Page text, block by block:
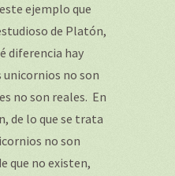
ejemplo que
de Platón,
diferencia hay
unicornios no son
no son reales. En
de lo que se trata
no son
que no existen,